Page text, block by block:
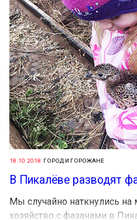
18.10.2018 ГОРОД И ГОРОЖАНЕ
В Пикалёве разводят
Мы случайно наткнулись на
хозяйство с фазанами в